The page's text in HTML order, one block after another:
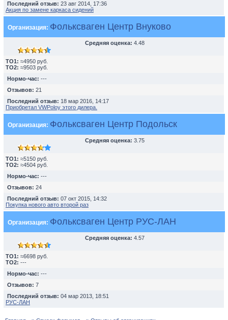
Последний отзыв: 23 авг 2014, 17:36
Акция по замене каркаса сидений
Организация: Фольксваген Центр Внуково
Средняя оценка: 4.48
TO1: ≈4950 руб.
TO2: ≈9503 руб.
Нормо-час: ---
Отзывов: 21
Последний отзыв: 18 мар 2016, 14:17
Приобретал VWPoloу этого дилера.
Организация: Фольксваген Центр Подольск
Средняя оценка: 3.75
TO1: ≈5150 руб.
TO2: ≈4504 руб.
Нормо-час: ---
Отзывов: 24
Последний отзыв: 07 окт 2015, 14:32
Покупка нового авто второй раз
Организация: Фольксваген Центр РУС-ЛАН
Средняя оценка: 4.57
TO1: ≈6698 руб.
TO2: ---
Нормо-час: ---
Отзывов: 7
Последний отзыв: 04 мар 2013, 18:51
РУС-ЛАН